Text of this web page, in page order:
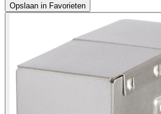
Opslaan in Favorieten